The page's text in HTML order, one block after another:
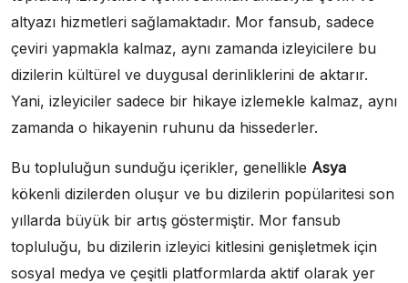
altyazı hizmetleri sağlamaktadır. Mor fansub, sadece
çeviri yapmakla kalmaz, aynı zamanda izleyicilere bu
dizilerin kültürel ve duygusal derinliklerini de aktarır.
Yani, izleyiciler sadece bir hikaye izlemekle kalmaz, aynı
zamanda o hikayenin ruhunu da hissederler.
Bu topluluğun sunduğu içerikler, genellikle Asya
kökenli dizilerden oluşur ve bu dizilerin popülaritesi son
yıllarda büyük bir artış göstermiştir. Mor fansub
topluluğu, bu dizilerin izleyici kitlesini genişletmek için
sosyal medya ve çeşitli platformlarda aktif olarak yer